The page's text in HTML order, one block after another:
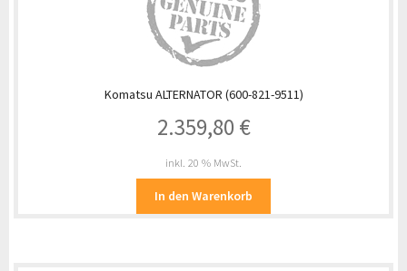
Komatsu ALTERNATOR (600-821-9511)
2.359,80 €
inkl. 20 % MwSt.
In den Warenkorb